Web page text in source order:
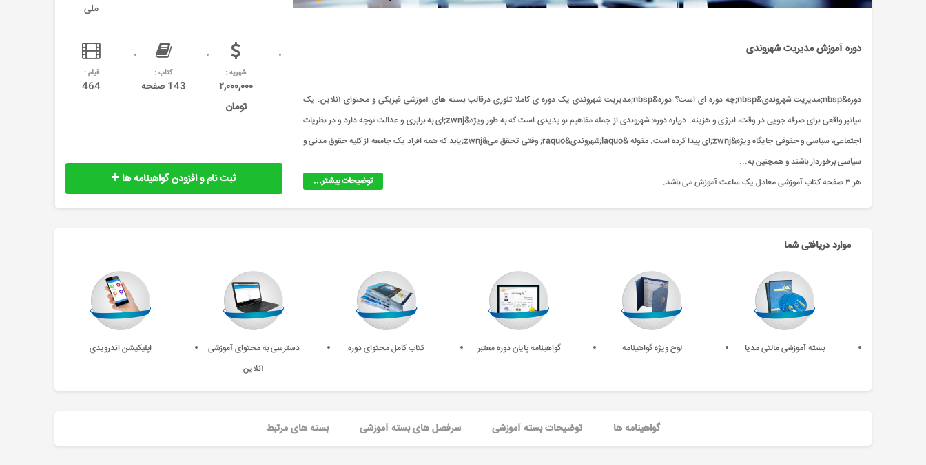
دوره آموزش مدیریت شهروندی
دوره&nbsp;مدیریت شهروندی&nbsp;چه دوره ای است؟ دوره&nbsp;مدیریت شهروندی یک دوره ی کاملا تئوری درقالب بسته های آموزشی فیزیکی و محتوای آنلاین. یک
میانبر واقعی برای صرفه جویی در وقت، انرژی و هزینه. درباره دوره: شهروندی از جمله مفاهیم نو پدیدی است که به طور ویژه&zwnj;ای به برابری و عدالت توجه دارد و در نظریات
اجتماعی، سیاسی و حقوقی جایگاه ویژه&zwnj;ای پیدا کرده است. مقوله &laquo;شهروندی&raquo; وقتی تحقق می&zwnj;یابد که همه افراد یک جامعه از کلیه حقوق مدنی و
سیاسی برخوردار باشند و همچنین به...
توضیحات بیشتر...
هر ۳ صفحه کتاب آموزشی معادل یک ساعت آموزش می باشد.
ملی
شهریه :
۲,۰۰۰,۰۰۰
تومان
کتاب :
143 صفحه
فیلم :
464
ثبت نام و افزودن گواهینامه ها
موارد دریافتی شما
بسته آموزشی مالتی مدیا لوح ویژه گواهینامه گواهینامه پایان دوره معتبر کتاب کامل محتوای دوره
دسترسی به محتوای آموزشی
آنلاین
اپليکيشن اندرويدي
گواهینامه ها توضیحات بسته آموزشی سرفصل های بسته آموزشی بسته های مرتبط